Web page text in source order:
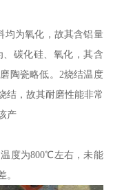
均为氧化，故其含铝量
碳化硅、氧化，其含
陶瓷略低。2烧结温度
结，故其耐磨性能非常
产
度为800℃左右，未能
。